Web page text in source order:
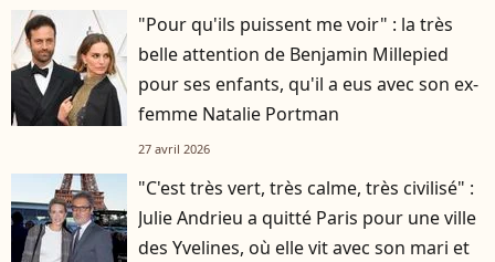
"Pour qu'ils puissent me voir" : la très
belle attention de Benjamin Millepied
pour ses enfants, qu'il a eus avec son ex-
femme Natalie Portman
27 avril 2026
"C'est très vert, très calme, très civilisé" :
Julie Andrieu a quitté Paris pour une ville
des Yvelines, où elle vit avec son mari et